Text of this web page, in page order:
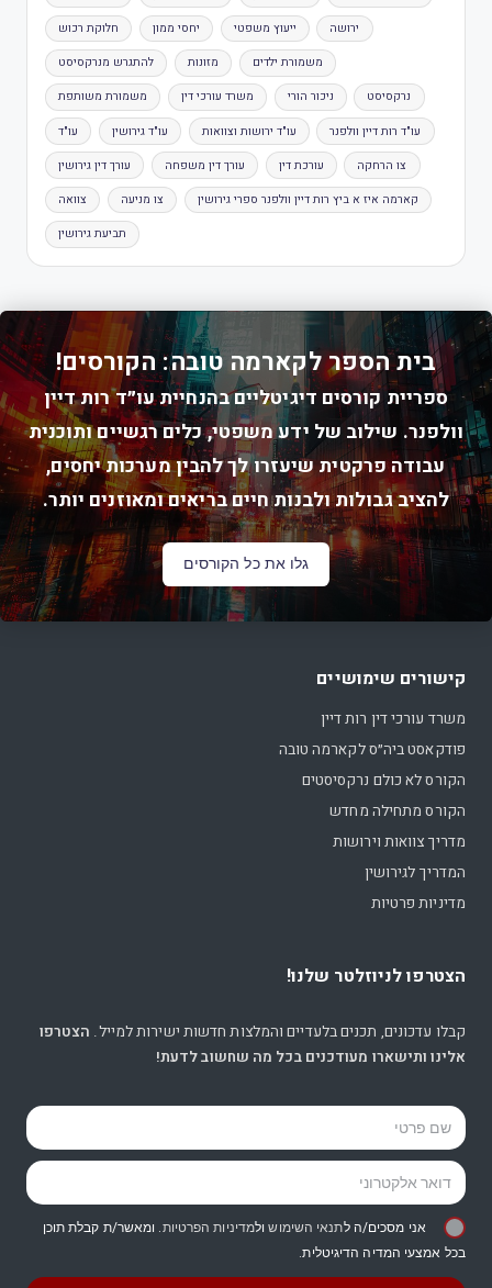
חלוקת רכוש יחסי ממון ייעוץ משפטי ירושה
להתגרש מנרקסיסט מזונות משמורת ילדים
משמורת משותפת משרד עורכי דין ניכור הורי נרקסיסט
עו"ד עו"ד גירושין עו"ד ירושות וצוואות עו"ד רות דיין וולפנר
עורך דין גירושין עורך דין משפחה עורכת דין צו הרחקה
צוואה צו מניעה קארמה איז א ביץ רות דיין וולפנר ספרי גירושין
תביעת גירושין
בית הספר לקארמה טובה: הקורסים!
ספריית קורסים דיגיטליים בהנחיית עו״ד רות דיין
וולפנר. שילוב של ידע משפטי, כלים רגשיים ותוכנית
עבודה פרקטית שיעזרו לך להבין מערכות יחסים,
להציב גבולות ולבנות חיים בריאים ומאוזנים יותר.
גלו את כל הקורסים
קישורים שימושיים
משרד עורכי דין רות דיין
פודקאסט ביה״ס לקארמה טובה
הקורס לא כולם נרקסיסטים
הקורס מתחילה מחדש
מדריך צוואות וירושות
המדריך לגירושין
מדיניות פרטיות
הצטרפו לניוזלטר שלנו!
קבלו עדכונים, תכנים בלעדיים והמלצות חדשות ישירות למייל. הצטרפו
אלינו ותישארו מעודכנים בכל מה שחשוב לדעת!
אני מסכים/ה לתנאי השימושולמדיניות הפרטיות. ומאשר/ת קבלת תוכן
בכל אמצעי המדיה הדיגיטלית.